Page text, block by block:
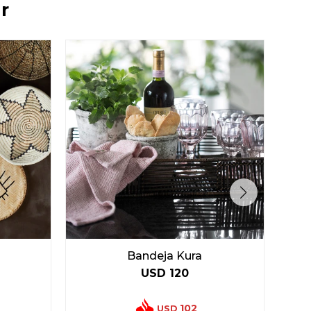
Bandeja Kura
USD 120
USD 102